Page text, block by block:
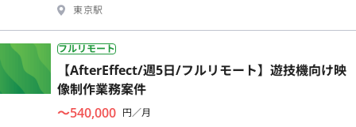
東京駅
フルリモート
【AfterEffect/週5日/フルリモート】遊技機向け映
像制作業務案件
〜540,000 円／月